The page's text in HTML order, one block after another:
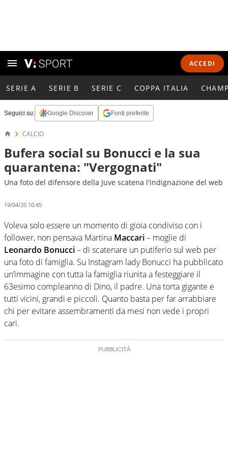
ACCEDI
SERIE A SERIE B SERIE C COPPA ITALIA
Seguici su: Google Discover Fonti preferite
CALCIO
Bufera social su Bonucci e la sua
quarantena: "Vergognati"
Una foto del difensore della Juve scatena l'indignazione del web
19/04/20 10:45
Voleva solo essere un momento di gioia condiviso con i
follower, non pensava Martina Maccari– moglie di
Leonardo Bonucci– di scatenare un putiferio sul web per
una foto di famiglia. Su Instagram lady Bonucci ha pubblicato
un’immagine con tutta la famiglia riunita a festeggiare il
63esimo compleanno di Dino, il padre. Una torta gigante e
tutti vicini, grandi e piccoli. Quanto basta per far arrabbiare
chi per evitare assembramenti da mesi non vede i propri
cari.